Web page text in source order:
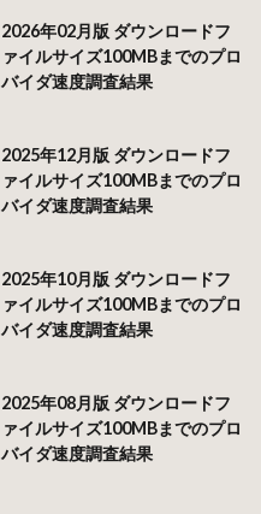
2026年02月版 ダウンロードフ
ァイルサイズ100MBまでのプロ
バイダ速度調査結果
2025年12月版 ダウンロードフ
ァイルサイズ100MBまでのプロ
バイダ速度調査結果
2025年10月版 ダウンロードフ
ァイルサイズ100MBまでのプロ
バイダ速度調査結果
2025年08月版 ダウンロードフ
ァイルサイズ100MBまでのプロ
バイダ速度調査結果